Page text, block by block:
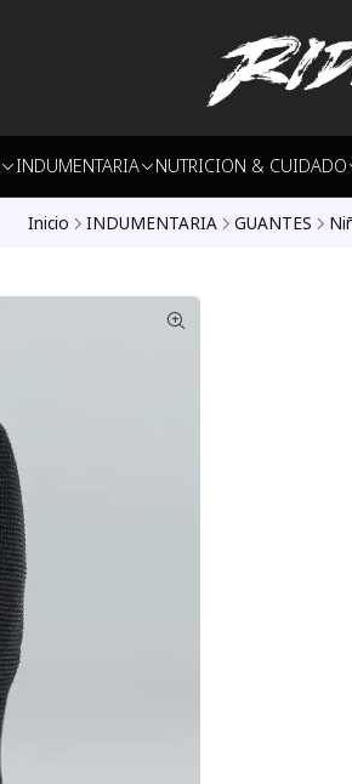
INDUMENTARIA NUTRICION & CUIDADO
Inicio INDUMENTARIA GUANTES